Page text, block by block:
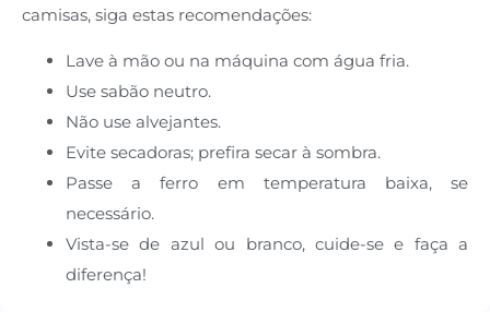
camisas, siga estas recomendações:
Lave à mão ou na máquina com água fria.
Use sabão neutro.
Não use alvejantes.
Evite secadoras; prefira secar à sombra.
Passe a ferro em temperatura baixa, se
necessário.
Vista-se de azul ou branco, cuide-se e faça a
diferença!